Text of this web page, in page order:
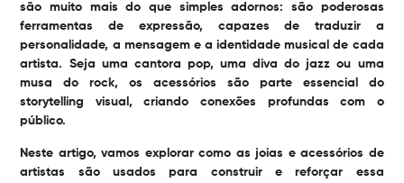
são muito mais do que simples adornos: são poderosas
ferramentas de expressão, capazes de traduzir a
personalidade, a mensagem e a identidade musical de cada
artista. Seja uma cantora pop, uma diva do jazz ou uma
musa do rock, os acessórios são parte essencial do
storytelling visual, criando conexões profundas com o
público.
Neste artigo, vamos explorar como as joias e acessórios de
artistas são usados para construir e reforçar essa